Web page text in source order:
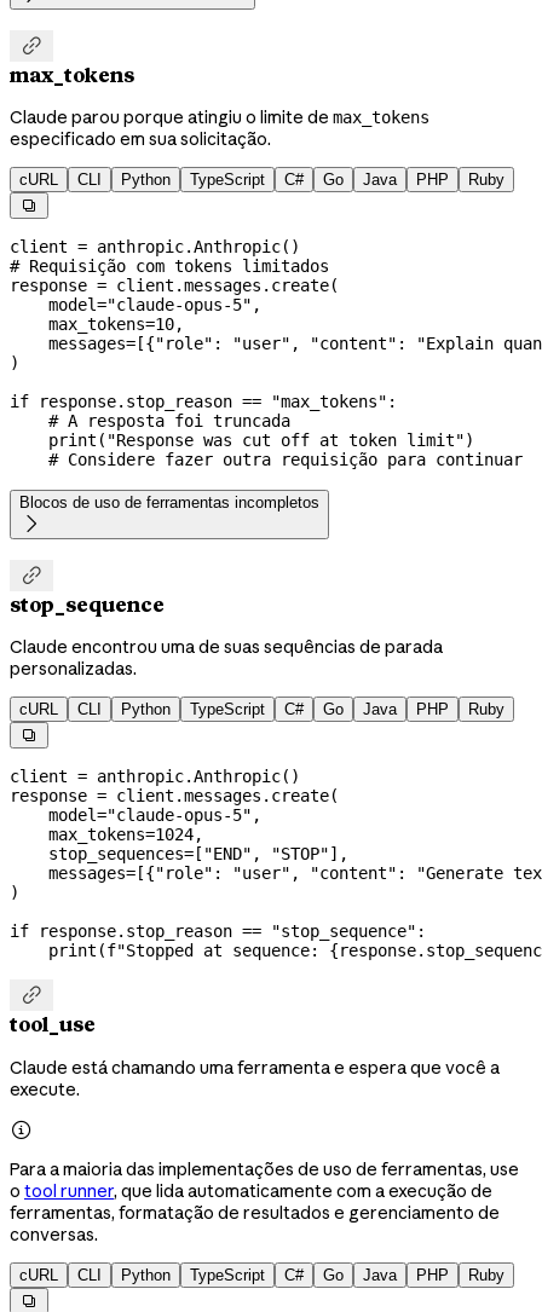

max_tokens
Claude parou porque atingiu o limite de max_tokens
especificado em sua solicitação.
cURL CLI Python TypeScript C# Go Java PHP Ruby

client = anthropic.Anthropic()
# Requisição com tokens limitados
response = client.messages.create(
    model
="claude-opus-5" ,
    max_tokens
=10,
    messages
= [{"role" : "user" , "content" :
"Explain
)
if response.stop_reason == "max_tokens" :
    # A resposta foi truncada
    print
( "Response was cut off at token limit")
    # Considere fazer outra requisição para continuar
Blocos de uso de ferramentas incompletos


stop_sequence
Claude encontrou uma de suas sequências de parada
personalizadas.
cURL CLI Python TypeScript C# Go Java PHP Ruby

client = anthropic.Anthropic()
response = client.messages.create(
    model
="claude-opus-5" ,
    max_tokens
=1024,
    stop_sequences
= [ "END" , "STOP"],
    messages
= [{"role" : "user" , "content" :
"Generate
)
if response.stop_reason == "stop_sequence" :
    print
(f"Stopped at sequence: {

tool_use
Claude está chamando uma ferramenta e espera que você a
execute.

Para a maioria das implementações de uso de ferramentas, use
o tool runner, que lida automaticamente com a execução de
ferramentas, formatação de resultados e gerenciamento de
conversas.
cURL CLI Python TypeScript C# Go Java PHP Ruby
